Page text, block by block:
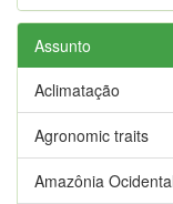
Assunto
Aclimatação
Agronomic traits
Amazônia Ocidental